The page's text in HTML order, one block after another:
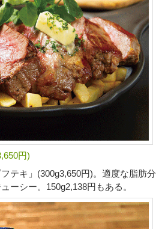
円)
テキ」(300g3,650円)。適度な脂肪分
ーシー。150g2,138円もある。